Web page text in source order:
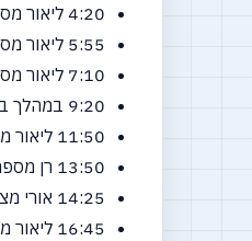
4:20 ליאור מספר על קונים לטובה, ועל שימוש ב cash back לטובת תרומה לעמותות
5:55 ליאור מסביר איך עובדים מנגנוני אפיליאציה
7:10 ליאור מספר מה קרה לפרויקט בהמשך, על האתגרים שנתקל בהם ומה למד מהם
9:20 במהלך בניית קונים לטובה כאשר נפגש עם עמותות גילה צורך של העמותות בעזרה ממתכנתים ופתרונות טכנולוגיים
11:50 ליאור מספר על קבוצת הפייסבוק
13:50 רן מספר על ה
14:25 אורי מציע לחבר קבוצות מהסוג הזה להאקתונים פנימיים של חברות
16:45 ליאור מספר על